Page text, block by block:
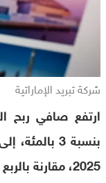
شركة تبريد الإماراتية
ارتفع صافي ربح
2025، مقارنة بالربع الأول من عام 2024.